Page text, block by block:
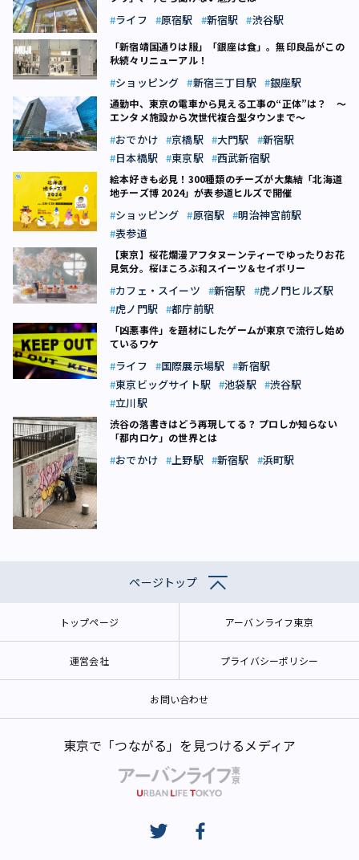
ライフ 原宿駅 新宿駅 渋谷駅
「新宿靖国通りは服」「銀座は食」。無印良品がこの
秋続々リニューアル！
ショッピング 新宿三丁目駅 銀座駅
通勤中、東京の電車から見える工事の“正体”は？ ～
エンタメ施設から次世代複合型タウンまで～
おでかけ 京橋駅 大門駅
新宿駅
日本橋駅
東京駅 西武新宿駅
絵本好きも必見！300種類のチーズが大集結「北海道
地チーズ博 2024」が表参道ヒルズで開催
ショッピング 原宿駅
明治神宮前駅
表参道
【東京】桜花爛漫アフタヌーンティーでゆったりお花
見気分。桜ほころぶ和スイーツ＆セイボリー
カフェ・スイーツ 新宿駅
虎ノ門ヒルズ駅
虎ノ門駅
都庁前駅
「凶悪事件」を題材にしたゲームが東京で流行し始め
ているワケ
ライフ 国際展示場駅
新宿駅
東京ビッグサイト駅
池袋駅
渋谷駅
立川駅
渋谷の落書きはどう再現してる？ プロしか知らない
「都内ロケ」の世界とは
おでかけ 上野駅 新宿駅 浜町駅
ページトップ
トップページ アーバンライフ東京
運営会社 プライバシーポリシー
お問い合わせ
東京で「つながる」を見つけるメディア